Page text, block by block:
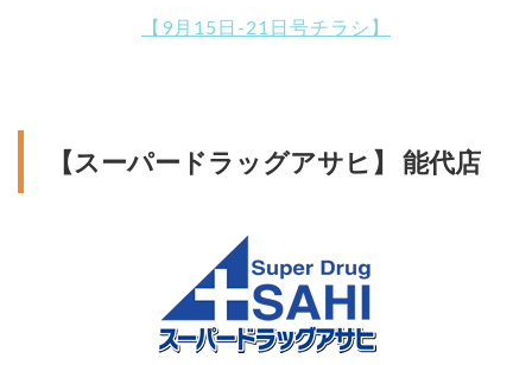
【9月15日-21日号チラシ】
【スーパードラッグアサヒ】 能代店